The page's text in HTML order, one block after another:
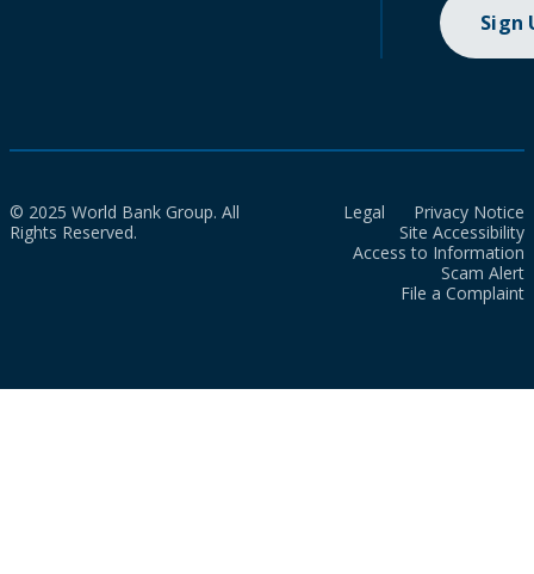
Sign
© 2025 World Bank Group. All
Rights Reserved.
Legal
Privacy Notice
Site Accessibility
Access to Information
Scam Alert
File a Complaint